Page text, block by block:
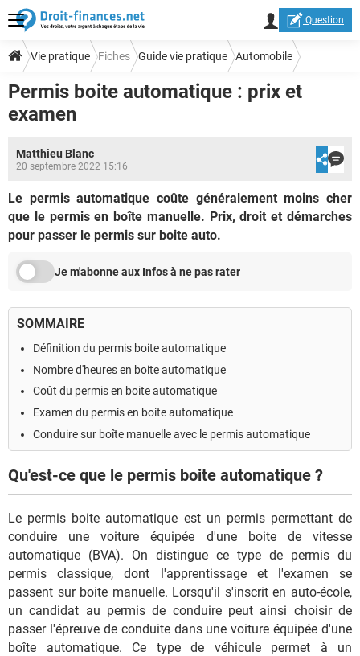
Question
Vie pratique Fiches Guide vie pratique Automobile
Droit du permis de conduire
Permis boite automatique : prix et
examen
Matthieu Blanc
20 septembre 2022 15:16
Le permis automatique coûte généralement moins cher
que le permis en boîte manuelle. Prix, droit et démarches
pour passer le permis sur boite auto.
Je m'abonne aux Infos à ne pas rater
SOMMAIRE
Définition du permis boite automatique
Nombre d'heures en boite automatique
Coût du permis en boite automatique
Examen du permis en boite automatique
Conduire sur boîte manuelle avec le permis automatique
Qu'est-ce que le permis boite automatique ?
Le permis boite automatique est un permis permettant de
conduire une voiture équipée d'une boite de vitesse
automatique (BVA). On distingue ce type de permis du
permis classique, dont l'apprentissage et l'examen se
passent sur boite manuelle. Lorsqu'il s'inscrit en auto-école,
un candidat au permis de conduire peut ainsi choisir de
passer l'épreuve de conduite dans une voiture équipée d'une
boîte automatique. Ce type de véhicule permet à un